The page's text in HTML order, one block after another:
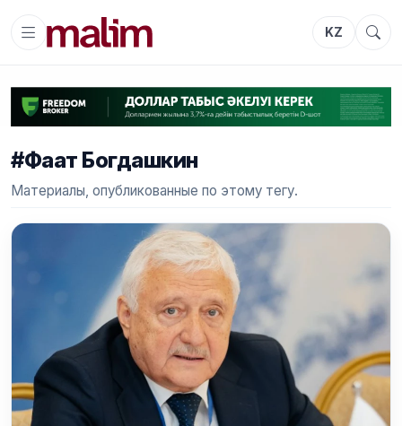
KZ
#Фаат Богдашкин
Материалы, опубликованные по этому тегу.